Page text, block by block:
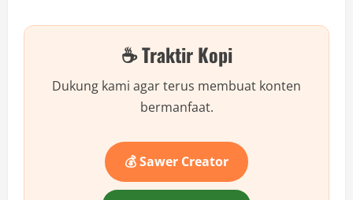
Begini
Penipuan
Kredit
BRI
KREDIVO
☕ Traktir Kopi
Dukung kami agar terus membuat konten
bermanfaat.
💰 Sawer Creator